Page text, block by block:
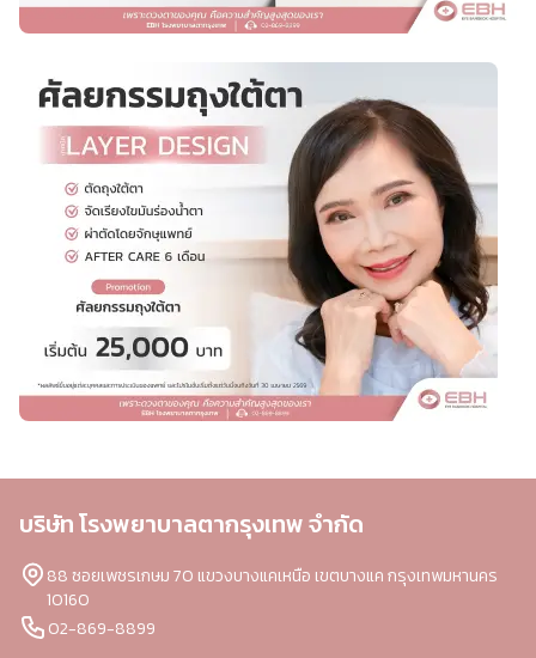
บริษัท โรงพยาบาลตากรุงเทพ จำกัด
88 ซอยเพชรเกษม 70 แขวงบางแคเหนือ เขตบางแค กรุงเทพมหานคร
10160
02-869-8899